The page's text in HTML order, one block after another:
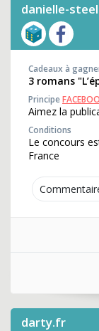
danielle-
Cadeaux à
3 romans
Principe
Aimez la
Conditions
Le concours
France
darty.fr